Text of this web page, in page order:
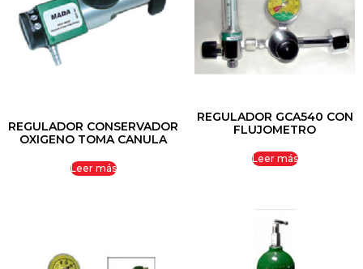
REGULADOR CONSERVADOR
OXIGENO TOMA CANULA
Leer más
REGULADOR GCA540 CON
FLUJOMETRO
Leer más